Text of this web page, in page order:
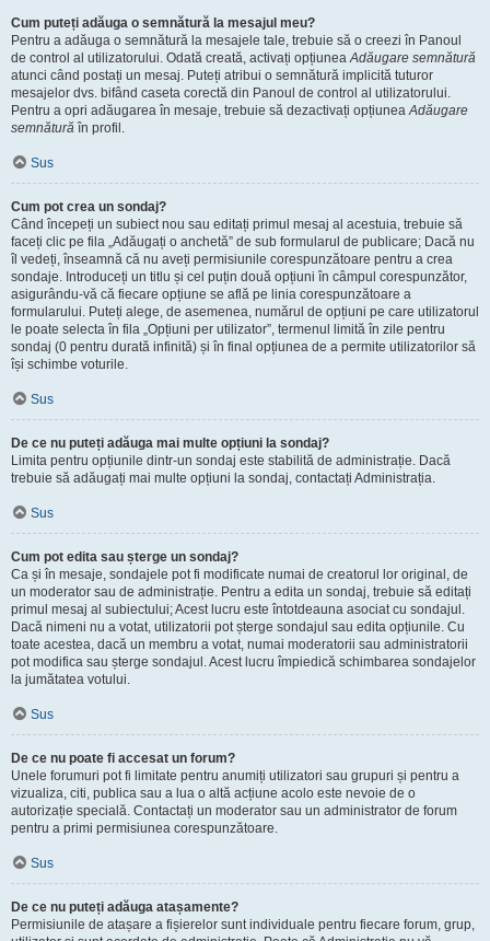
Cum puteți adăuga o semnătură la mesajul meu?
Pentru a adăuga o semnătură la mesajele tale, trebuie să o creezi în Panoul
de control al utilizatorului. Odată creată, activați opțiuneaAdăugare semnătură
atunci când postați un mesaj. Puteți atribui o semnătură implicită tuturor
mesajelor dvs. bifând caseta corectă din Panoul de control al utilizatorului.
Pentru a opri adăugarea în mesaje, trebuie să dezactivați opțiuneaAdăugare
semnătură în profil.
Sus
Cum pot crea un sondaj?
Când începeți un subiect nou sau editați primul mesaj al acestuia, trebuie să
faceți clic pe fila „Adăugați o anchetă” de sub formularul de publicare; Dacă nu
îl vedeți, înseamnă că nu aveți permisiunile corespunzătoare pentru a crea
sondaje. Introduceți un titlu și cel puțin două opțiuni în câmpul corespunzător,
asigurându-vă că fiecare opțiune se află pe linia corespunzătoare a
formularului. Puteți alege, de asemenea, numărul de opțiuni pe care utilizatorul
le poate selecta în fila „Opțiuni per utilizator”, termenul limită în zile pentru
sondaj (0 pentru durată infinită) și în final opțiunea de a permite utilizatorilor să
își schimbe voturile.
Sus
De ce nu puteți adăuga mai multe opțiuni la sondaj?
Limita pentru opțiunile dintr-un sondaj este stabilită de administrație. Dacă
trebuie să adăugați mai multe opțiuni la sondaj, contactați Administrația.
Sus
Cum pot edita sau șterge un sondaj?
Ca și în mesaje, sondajele pot fi modificate numai de creatorul lor original, de
un moderator sau de administrație. Pentru a edita un sondaj, trebuie să editați
primul mesaj al subiectului; Acest lucru este întotdeauna asociat cu sondajul.
Dacă nimeni nu a votat, utilizatorii pot șterge sondajul sau edita opțiunile. Cu
toate acestea, dacă un membru a votat, numai moderatorii sau administratorii
pot modifica sau șterge sondajul. Acest lucru împiedică schimbarea sondajelor
la jumătatea votului.
Sus
De ce nu poate fi accesat un forum?
Unele forumuri pot fi limitate pentru anumiți utilizatori sau grupuri și pentru a
vizualiza, citi, publica sau a lua o altă acțiune acolo este nevoie de o
autorizație specială. Contactați un moderator sau un administrator de forum
pentru a primi permisiunea corespunzătoare.
Sus
De ce nu puteți adăuga atașamente?
Permisiunile de atașare a fișierelor sunt individuale pentru fiecare forum, grup,